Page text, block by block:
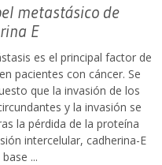
metastásico de
E
es el principal factor de
pacientes con cáncer. Se
que la invasión de los
y la invasión se
la pérdida de la proteína
intercelular, cadherina-E
...